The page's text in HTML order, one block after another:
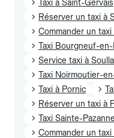
Taxi à Saint-Gervais
Réserver un taxi à
Commander un
Taxi Bourgneuf-
Service taxi à
Taxi Noirmoutier-
Taxi à Pornic
Réserver un taxi à
Taxi Sainte-
Commander un